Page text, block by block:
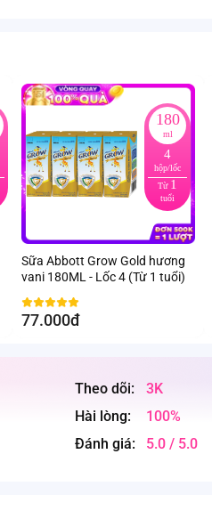
180
ml
4
hộp/lốc
Từ 1
tuổi
Sữa Abbott Grow Gold hương
vani 180ML - Lốc 4 (Từ 1 tuổi)
77.000đ
Theo dõi:
3K
Hài lòng:
100%
Đánh giá:
5.0 / 5.0